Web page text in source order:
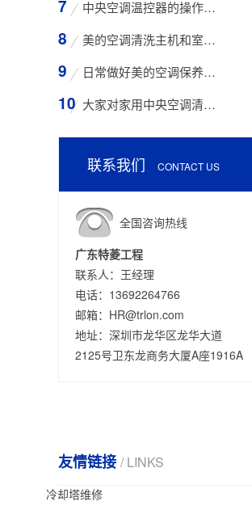
中央空调温控器的操作方法
美的空调清洗主机和室外空气入口的步骤
日常做好美的空调保养工作有哪些好处？
大家对家用中央空调清洗存在哪些误区？
联系我们 CONTACT US
全国咨询热线
广东特菱工程
联系人：王经理
电话：13692264766
邮箱：HR@trlon.com
地址：深圳市龙华区龙华大道
2125号卫东龙商务大厦A座1916A
友情链接 / LINKS
冷却塔维修